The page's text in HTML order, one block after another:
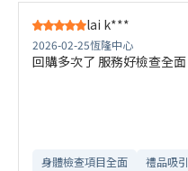
lai k***
2026-02-25恆隆中心
回購多次了 服務好檢查全面
身體檢查項目全面 禮品吸引